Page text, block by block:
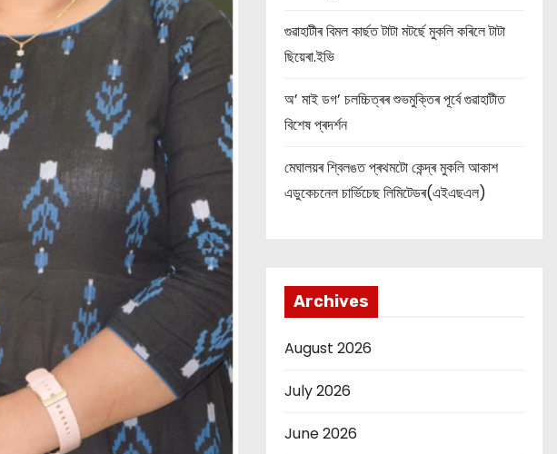
গুৱাহাটীৰ বিমল কাৰ্ছত টাটা মটৰ্ছে মুকলি কৰিলে টাটা
ছিয়েৰা.ইভি
অ’ মাই ডগ’ চলচ্চিত্ৰৰ শুভমুক্তিৰ পূৰ্বে গুৱাহাটীত
বিশেষ প্ৰদৰ্শন
মেঘালয়ৰ শ্বিলঙত প্ৰথমটো কেন্দ্ৰ মুকলি আকাশ
এডুকেচনেল চাৰ্ভিচেছ লিমিটেডৰ(এইএছএল)
Archives
August 2026
July 2026
June 2026